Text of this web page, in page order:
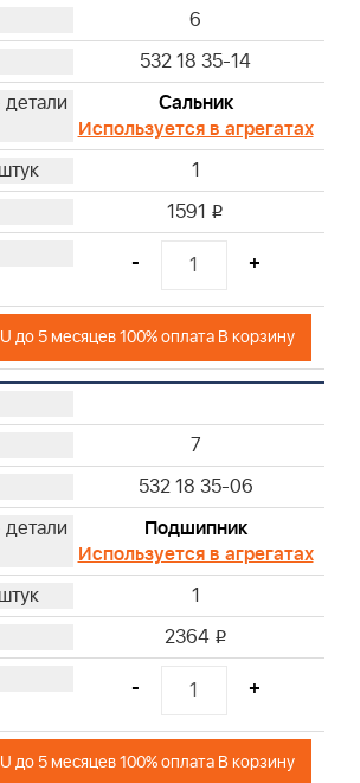
6
532 18 35-14
Сальник
Используется в агрегатах
1
1591 i
- +
до 5 месяцев 100% оплата В корзину
7
532 18 35-06
Подшипник
Используется в агрегатах
1
2364 i
- +
до 5 месяцев 100% оплата В корзину